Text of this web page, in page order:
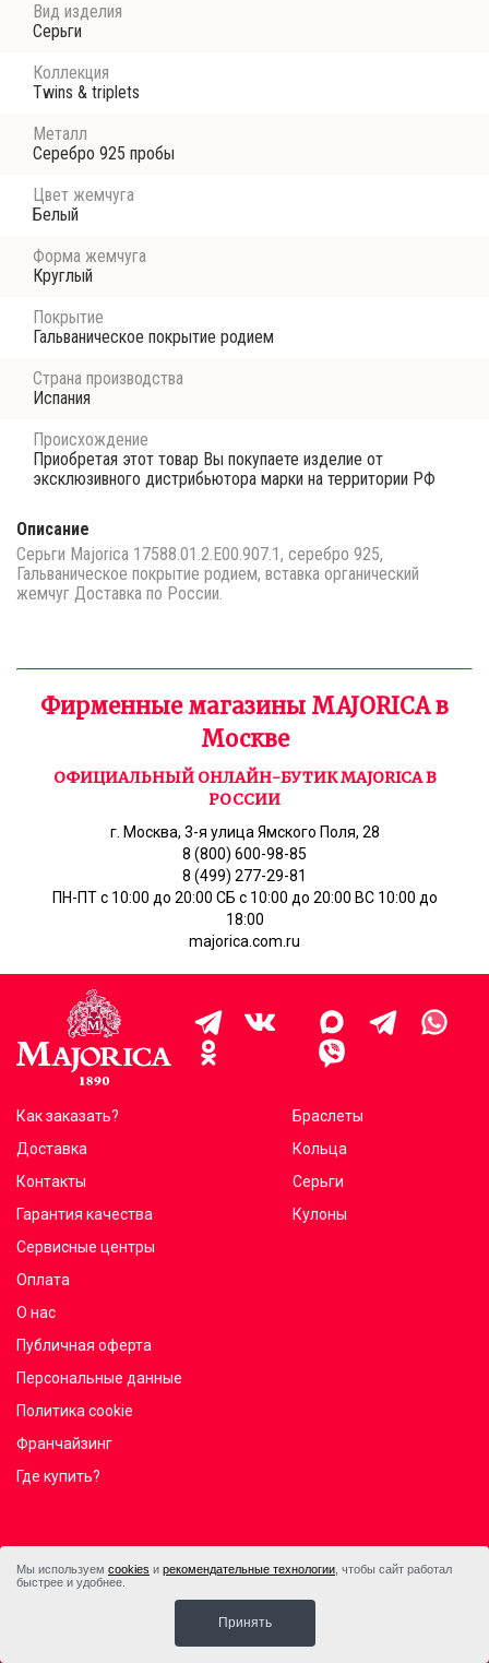
Вид изделия
Серьги
Коллекция
Twins & triplets
Металл
Серебро 925 пробы
Цвет жемчуга
Белый
Форма жемчуга
Круглый
Покрытие
Гальваническое покрытие родием
Страна производства
Испания
Происхождение
Приобретая этот товар Вы покупаете изделие от
эксклюзивного дистрибьютора марки на территории РФ
Описание
Серьги Majorica 17588.01.2.E00.907.1, серебро 925,
Гальваническое покрытие родием, вставка органический
жемчуг Доставка по России.
Фирменные магазины MAJORICA в
Москве
ОФИЦИАЛЬНЫЙ ОНЛАЙН-БУТИК MAJORICA В
РОССИИ
г. Москва, 3-я улица Ямского Поля, 28
8 (800) 600-98-85
8 (499) 277-29-81
ПН-ПТ с 10:00 до 20:00 СБ с 10:00 до 20:00 ВС 10:00 до
18:00
majorica.com.ru
© 2017 — 2026, ООО TBN Time distribution
Как заказать?
Доставка
Контакты
Гарантия качества
Сервисные центры
Оплата
О нас
Публичная оферта
Персональные данные
Политика cookie
Франчайзинг
Где купить?
Браслеты
Кольца
Серьги
Кулоны
Мы используем cookies и рекомендательные технологии , чтобы сайт работал
быстрее и удобнее.
Принять